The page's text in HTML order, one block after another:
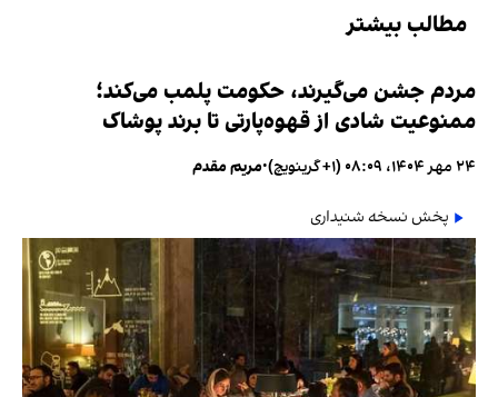
مطالب بیشتر
مردم جشن می‌گیرند، حکومت پلمب می‌کند؛
ممنوعیت شادی از قهوه‌پارتی تا برند پوشاک
۲۴ مهر ۱۴۰۴، ۰۸:۰۹ (‎+۱ گرینویچ) •مریم مقدم
پخش نسخه شنیداری